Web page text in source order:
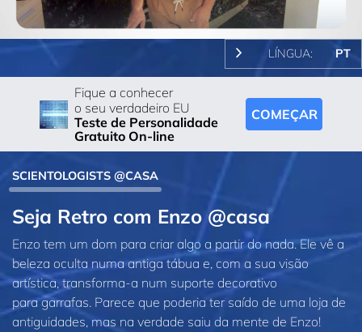
Video
LÍNGUA: PT
Fique a conhecer
o seu verdadeiro EU
Teste de Personalidade
Gratuito On-line
COMEÇAR
SCIENTOLOGISTS @CASA
Seja Retro com Enzo @casa
Enzo tem um dom para criar algo a partir do nada. Ele vê a
beleza oculta numa antiga tábua e, com a sua visão
artística, transforma‑a num suporte decorativo
para garrafas. Parece que poderia ter saído de uma loja de
antiguidades, mas na verdade saiu da mente de Enzo!